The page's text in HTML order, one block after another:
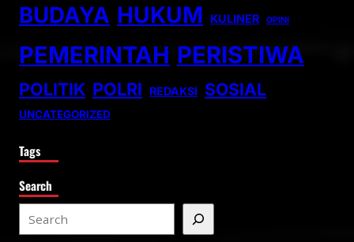
BUDAYA HUKUM KULINER OPINI
PEMERINTAH PERISTIWA
POLITIK POLRI REDAKSI SOSIAL
UNCATEGORIZED
Tags
Search
e